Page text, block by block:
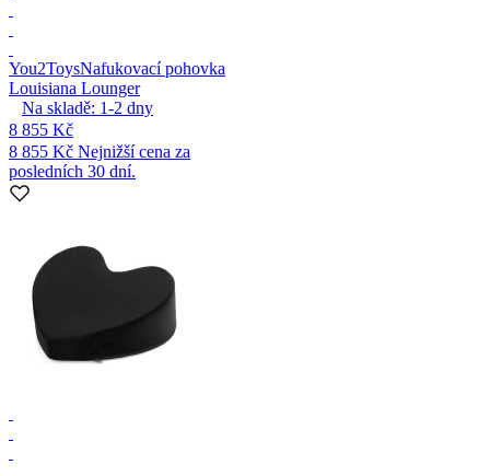
You2ToysNafukovací pohovka
Louisiana Lounger
Na skladě: 1-2 dny
8 855 Kč
8 855 Kč Nejnižší cena za
posledních 30 dní.